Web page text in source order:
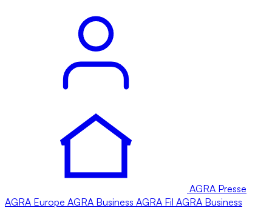
AGRA Presse
AGRA Europe AGRA Business AGRA Fil AGRA Business